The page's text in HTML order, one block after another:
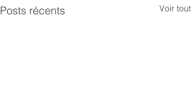
Posts récents Voir tout